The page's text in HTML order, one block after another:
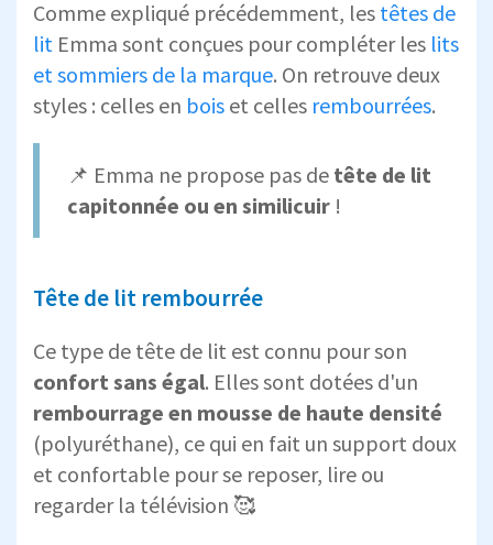
Comme expliqué précédemment, les têtes de
lit Emma sont conçues pour compléter les lits
et sommiers de la marque. On retrouve deux
styles : celles en bois et celles rembourrées.
📌 Emma ne propose pas de tête de lit
capitonnée ou en similicuir !
Tête de lit rembourrée
Ce type de tête de lit est connu pour son
confort sans égal. Elles sont dotées d'un
rembourrage en mousse de haute densité
(polyuréthane), ce qui en fait un support doux
et confortable pour se reposer, lire ou
regarder la télévision 🥰